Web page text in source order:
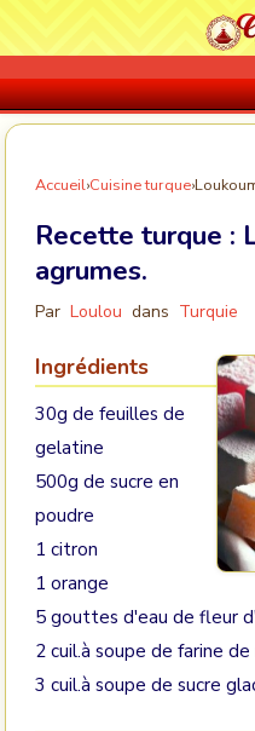
Accueil›Cuisine turque›
Recette turque :
agrumes.
Par Loulou dans Turquie
Ingrédients
30g de feuilles de
gelatine
500g de sucre en
poudre
1 citron
1 orange
5 gouttes d'eau de fleur
2 cuil.à soupe de farine de
3 cuil.à soupe de sucre